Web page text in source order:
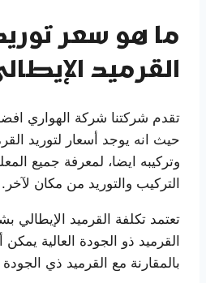
ما هو سعر
القرميد
تقدم شركتنا شركة الهواري
حيث انه يوجد أسعار لتوريد
وتركيبه ايضا، لمعرفة جميع
التركيب والتوريد من مكان لآخر.
تعتمد تكلفة القرميد الإيطالي
القرميد ذو الجودة العالية
بالمقارنة مع القرميد ذي